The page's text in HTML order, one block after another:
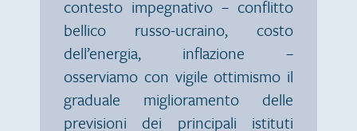
contesto impegnativo – conflitto
bellico russo-ucraino, costo
dell’energia, inflazione –
osserviamo con vigile ottimismo il
graduale miglioramento delle
previsioni dei principali istituti